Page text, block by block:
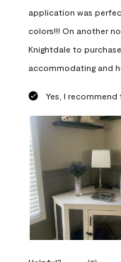
application was
colors!!! On another
Knightdale to
accommodating and
Yes, I